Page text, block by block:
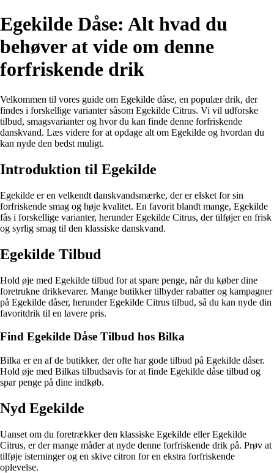
Egekilde Dåse: Alt hvad du
behøver at vide om denne
forfriskende drik
Velkommen til vores guide om Egekilde dåse, en populær drik, der
findes i forskellige varianter såsom Egekilde Citrus. Vi vil udforske
tilbud, smagsvarianter og hvor du kan finde denne forfriskende
danskvand. Læs videre for at opdage alt om Egekilde og hvordan du
kan nyde den bedst muligt.
Introduktion til Egekilde
Egekilde er en velkendt danskvandsmærke, der er elsket for sin
forfriskende smag og høje kvalitet. En favorit blandt mange, Egekilde
fås i forskellige varianter, herunder Egekilde Citrus, der tilføjer en frisk
og syrlig smag til den klassiske danskvand.
Egekilde Tilbud
Hold øje med Egekilde tilbud for at spare penge, når du køber dine
foretrukne drikkevarer. Mange butikker tilbyder rabatter og kampagner
på Egekilde dåser, herunder Egekilde Citrus tilbud, så du kan nyde din
favoritdrik til en lavere pris.
Find Egekilde Dåse Tilbud hos Bilka
Bilka er en af de butikker, der ofte har gode tilbud på Egekilde dåser.
Hold øje med Bilkas tilbudsavis for at finde Egekilde dåse tilbud og
spar penge på dine indkøb.
Nyd Egekilde
Uanset om du foretrækker den klassiske Egekilde eller Egekilde
Citrus, er der mange måder at nyde denne forfriskende drik på. Prøv at
tilføje isterninger og en skive citron for en ekstra forfriskende
oplevelse.